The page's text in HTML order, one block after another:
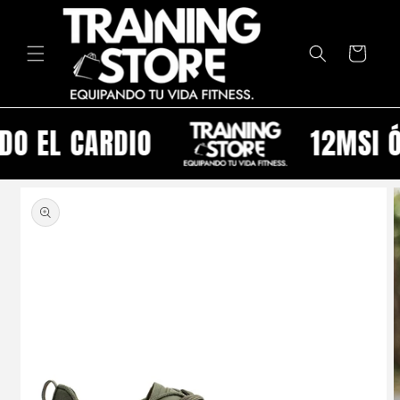
directamente
al contenido
Carrito
EL CARDIO 12MSI
a la
información